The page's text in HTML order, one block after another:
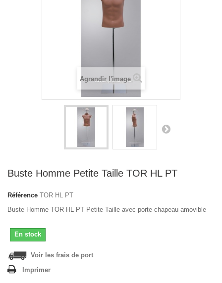
Agrandir l'image
Buste Homme Petite Taille TOR HL PT
Référence TOR HL PT
Buste Homme TOR HL PT Petite Taille avec porte-chapeau amovible
En stock
Voir les frais de port
Imprimer